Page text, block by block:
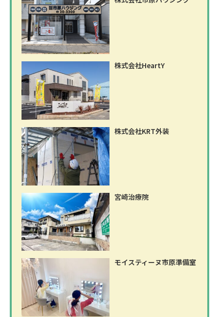
株式会社HeartY
株式会社KRT外装
宮崎治療院
モイスティーヌ市原準備室